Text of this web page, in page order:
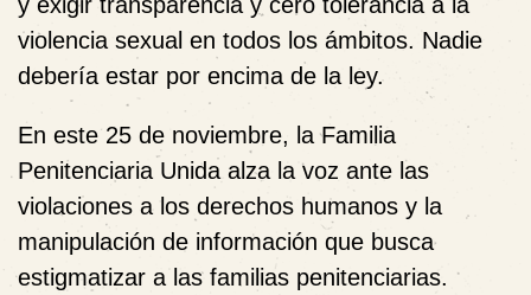
violencia sexual en todos los ámbitos. Nadie
debería estar por encima de la ley.
En este 25 de noviembre, la Familia
Penitenciaria Unida alza la voz ante las
violaciones a los derechos humanos y la
manipulación de información que busca
estigmatizar a las familias penitenciarias.